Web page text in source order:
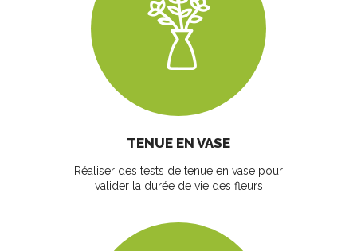
TENUE EN VASE
Réaliser des tests de tenue en vase pour
valider la durée de vie des fleurs